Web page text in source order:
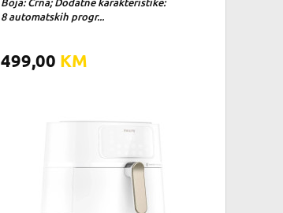
8 automatskih progr...
499,00 KM